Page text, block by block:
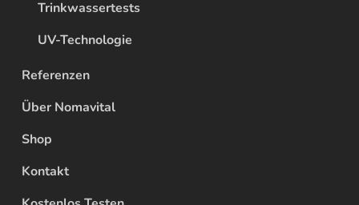
Trinkwassertests
UV-Technologie
Referenzen
Über Nomavital
Shop
Kontakt